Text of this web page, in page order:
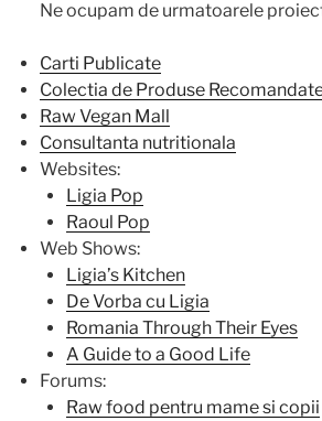
Ne ocupam de urmatoarele
Carti Publicate
Colectia de Produse
Raw Vegan Mall
Consultanta nutritionala
Websites:
Ligia Pop
Raoul Pop
Web Shows:
Ligia’s Kitchen
De Vorba cu Ligia
Romania Through Their Eyes
A Guide to a Good Life
Forums:
Raw food pentru mame si copii